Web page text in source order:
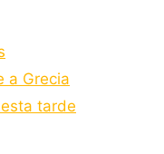
a Grecia
tarde